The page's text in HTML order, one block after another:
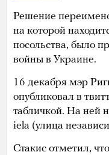
Решение
на которой
посольства, было
войны в Украине.
16 декабря мэр
опубликовал в
табличкой. На ней
iela (улица
Стакис отметил,